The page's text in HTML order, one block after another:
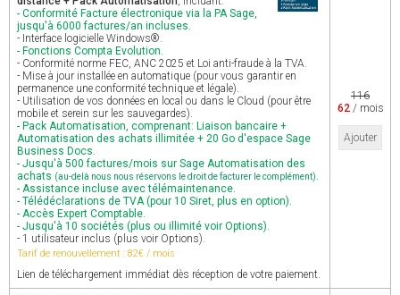
- Conformité Facture électronique via la PA Sage,
jusqu'à 6000 factures/an incluses.
- Interface logicielle Windows®.
- Fonctions Compta Evolution.
- Conformité norme FEC, ANC 2025 et Loi anti-fraude à la TVA.
- Mise à jour installée en automatique (pour vous garantir en
permanence une conformité technique et légale).
- Utilisation de vos données en local ou dans le Cloud (pour être
mobile et serein sur les sauvegardes).
- Pack Automatisation, comprenant: Liaison bancaire +
Automatisation des achats illimitée + 20 Go d'espace Sage
Business Docs.
- Jusqu'à 500 factures/mois sur Sage Automatisation des
achats (au-delà nous nous réservons le droit de facturer le complément).
- Assistance incluse avec télémaintenance.
- Télédéclarations de TVA (pour 10 Siret, plus en option).
- Accès Expert Comptable.
- Jusqu'à 10 sociétés (plus ou illimité voir Options).
- 1 utilisateur inclus (plus voir Options).
Tarif de renouvellement : 82€ / mois
Lien de téléchargement immédiat dès réception de votre paiement.
116
62/ mois
Ajouter